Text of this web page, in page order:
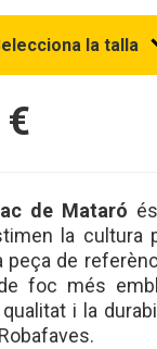
la talla
€
de Mataró
la cultura
peça de
foc més
i la